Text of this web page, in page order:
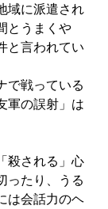
域に派遣され
とうまくや
と言われてい
で戦っている
軍の誤射」は
殺される」心
ったり、うる
は会話力のヘ